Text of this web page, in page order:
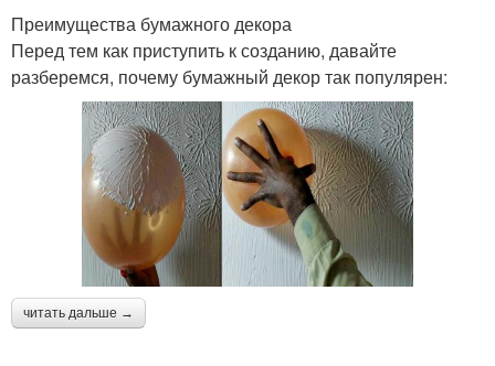
Преимущества бумажного декора
Перед тем как приступить к созданию, давайте
разберемся, почему бумажный декор так популярен:
читать дальше →